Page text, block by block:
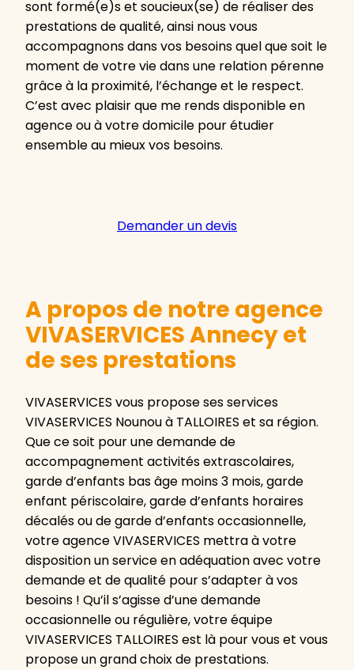
sont formé(e)s et soucieux(se) de réaliser des
prestations de qualité, ainsi nous vous
accompagnons dans vos besoins quel que soit le
moment de votre vie dans une relation pérenne
grâce à la proximité, l’échange et le respect.
C’est avec plaisir que me rends disponible en
agence ou à votre domicile pour étudier
ensemble au mieux vos besoins.
Demander un devis
A propos de notre agence
VIVASERVICES Annecy et
de ses prestations
VIVASERVICES vous propose ses services
VIVASERVICES Nounou à TALLOIRES et sa région.
Que ce soit pour une demande de
accompagnement activités extrascolaires,
garde d’enfants bas âge moins 3 mois, garde
enfant périscolaire, garde d’enfants horaires
décalés ou de garde d’enfants occasionnelle,
votre agence VIVASERVICES mettra à votre
disposition un service en adéquation avec votre
demande et de qualité pour s’adapter à vos
besoins ! Qu’il s’agisse d’une demande
occasionnelle ou régulière, votre équipe
VIVASERVICES TALLOIRES est là pour vous et vous
propose un grand choix de prestations.